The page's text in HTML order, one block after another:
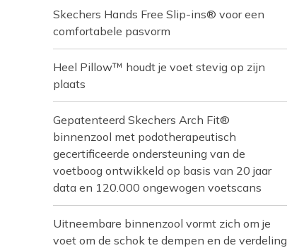
Skechers Hands Free Slip-ins® voor een
comfortabele pasvorm
Heel Pillow™ houdt je voet stevig op zijn
plaats
Gepatenteerd Skechers Arch Fit®
binnenzool met podotherapeutisch
gecertificeerde ondersteuning van de
voetboog ontwikkeld op basis van 20 jaar
data en 120.000 ongewogen voetscans
Uitneembare binnenzool vormt zich om je
voet om de schok te dempen en de verdeling